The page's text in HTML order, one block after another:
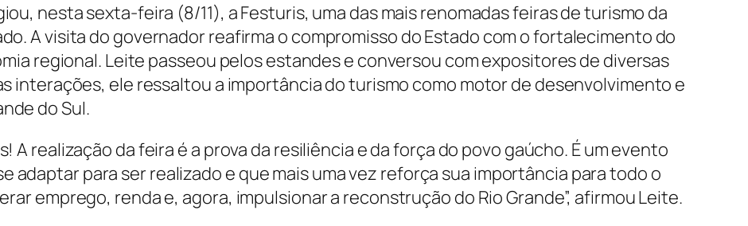
nesta sexta-feira (8/11), a Festuris, uma das mais renomadas feiras de turismo da
A visita do governador reafirma o compromisso do Estado com o fortalecimento do
regional. Leite passeou pelos estandes e conversou com expositores de diversas
interações, ele ressaltou a importância do turismo como motor de desenvolvimento e
do Sul.
A realização da feira é a prova da resiliência e da força do povo gaúcho. É um evento
adaptar para ser realizado e que mais uma vez reforça sua importância para todo o
emprego, renda e, agora, impulsionar a reconstrução do Rio Grande”, afirmou Leite.